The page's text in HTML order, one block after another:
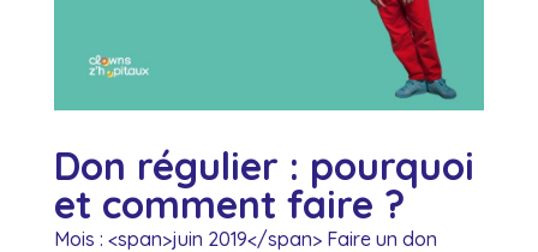
Don régulier : pourquoi
et comment faire ?
Mois : <span>juin 2019</span> Faire un don